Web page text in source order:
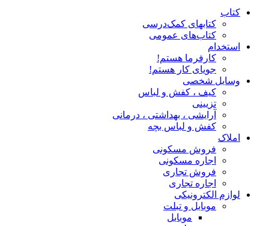
کتاب
کتابهای کمک‌درسی
کتاب‌های عمومی
استخدام
کارفرما هستم!
جویای کار هستم!
وسایل شخصی
کیف ، کفش و لباس
تزیینی
آرایشی ، بهداشتی ، درمانی
کفش و لباس بچه
املاک
فروش مسکونی
اجاره مسکونی
فروش تجاری
اجاره تجاری
لوازم الکترونیکی
موبایل و تبلت
موبایل